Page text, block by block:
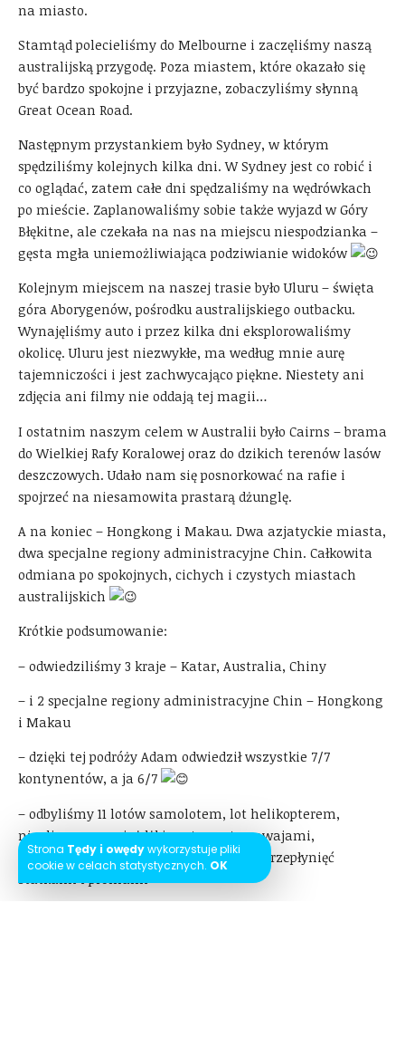
na miasto.
Stamtąd polecieliśmy do Melbourne i zaczęliśmy naszą
australijską przygodę. Poza miastem, które okazało się
być bardzo spokojne i przyjazne, zobaczyliśmy słynną
Great Ocean Road.
Następnym przystankiem było Sydney, w którym
spędziliśmy kolejnych kilka dni. W Sydney jest co robić i
co oglądać, zatem całe dni spędzaliśmy na wędrówkach
po mieście. Zaplanowaliśmy sobie także wyjazd w Góry
Błękitne, ale czekała na nas na miejscu niespodzianka –
gęsta mgła uniemożliwiająca podziwianie widoków
Kolejnym miejscem na naszej trasie było Uluru – święta
góra Aborygenów, pośrodku australijskiego outbacku.
Wynajęliśmy auto i przez kilka dni eksplorowaliśmy
okolicę. Uluru jest niezwykłe, ma według mnie aurę
tajemniczości i jest zachwycająco piękne. Niestety ani
zdjęcia ani filmy nie oddają tej magii…
I ostatnim naszym celem w Australii było Cairns – brama
do Wielkiej Rafy Koralowej oraz do dzikich terenów lasów
deszczowych. Udało nam się posnorkować na rafie i
spojrzeć na niesamowita prastarą dżunglę.
A na koniec – Hongkong i Makau. Dwa azjatyckie miasta,
dwa specjalne regiony administracyjne Chin. Całkowita
odmiana po spokojnych, cichych i czystych miastach
australijskich
Krótkie podsumowanie:
– odwiedziliśmy 3 kraje – Katar, Australia, Chiny
– i 2 specjalne regiony administracyjne Chin – Hongkong
i Makau
– dzięki tej podróży Adam odwiedził wszystkie 7/7
kontynentów, a ja 6/7
– odbyliśmy 11 lotów samolotem, lot helikopterem,
niezliczone przejażdżki metrem, tramwajami,
autobusami, pociągami, było też kilka przepłynięć
Strona Tędy i owędywykorzystuje pliki
cookie w celach statystycznych. OK